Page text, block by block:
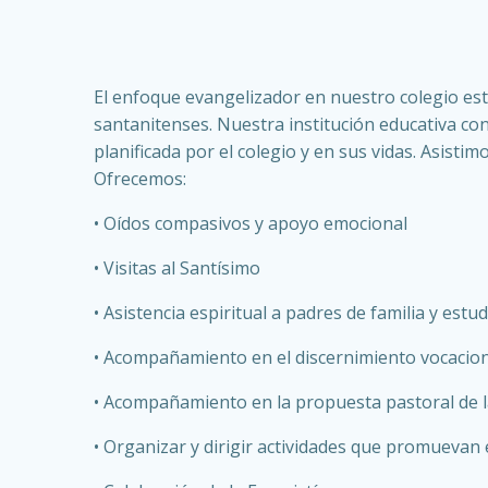
El enfoque evangelizador en nuestro colegio
santanitenses. Nuestra institución educativa
planificada por el colegio y en sus vidas.
Ofrecemos:
• Oídos compasivos y apoyo emocional
• Visitas al Santísimo
• Asistencia espiritual a padres de familia y
• Acompañamiento en el discernimiento
• Acompañamiento en la propuesta pastoral de
• Organizar y dirigir actividades que promuevan